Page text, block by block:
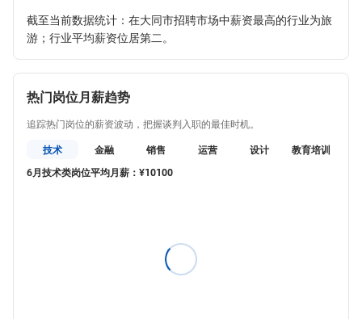
截至当前数据统计：在大同市招聘市场中薪资最高的行业为旅
游；行业平均薪资位居第二。
热门岗位月薪趋势
追踪热门岗位的薪资波动，把握谈判入职的最佳时机。
技术
金融 销售 运营 设计 教育培训
6月技术类岗位平均月薪：¥10100